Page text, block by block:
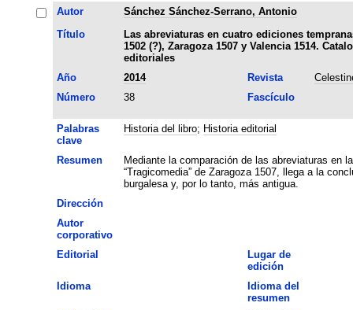
Autor
Sánchez Sánchez-Serrano, Antonio
Título
Las abreviaturas en cuatro ediciones
1502 (?), Zaragoza 1507 y Valencia 1514.
editoriales
Año
2014 Revista
Número
38 Fascículo
Palabras
clave
Historia del libro; Historia editorial
Resumen
Mediante la comparación de las abreviaturas en
“Tragicomedia” de Zaragoza 1507, llega a la
burgalesa y, por lo tanto, más antigua.
Dirección
Autor
corporativo
Editorial
Lugar de
edición
Idioma
Idioma del
resumen